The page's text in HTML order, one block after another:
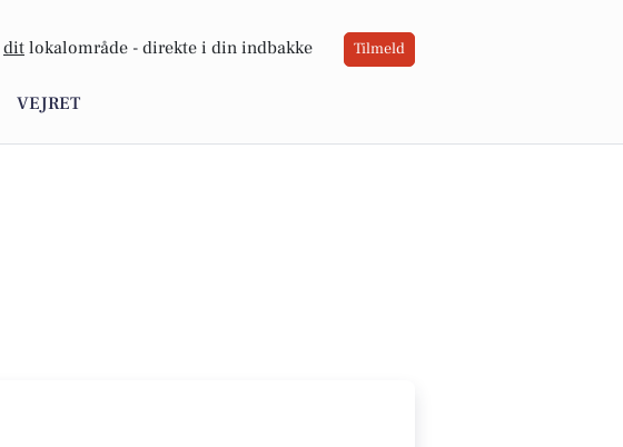
dit lokalområde - direkte i din indbakke Tilmeld
VEJRET